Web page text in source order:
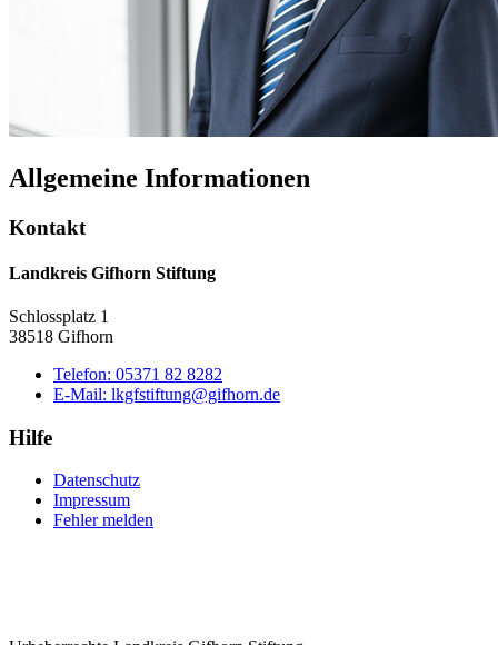
Allgemeine Informationen
Kontakt
Landkreis Gifhorn Stiftung
Schlossplatz 1
38518 Gifhorn
Telefon: 05371 82 8282
E-Mail: lkgfstiftung@gifhorn.de
Hilfe
Datenschutz
Impressum
Fehler melden